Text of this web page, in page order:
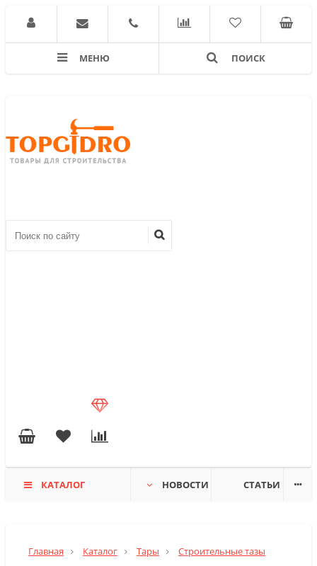
МЕНЮ ПОИСК
КАТАЛОГ НОВОСТИ СТАТЬИ
Главная Каталог Тары Строительные тазы